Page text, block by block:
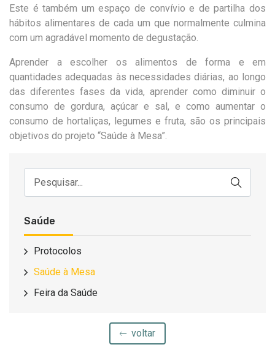
Este é também um espaço de convívio e de partilha dos
hábitos alimentares de cada um que normalmente culmina
com um agradável momento de degustação.
Aprender a escolher os alimentos de forma e em
quantidades adequadas às necessidades diárias, ao longo
das diferentes fases da vida, aprender como diminuir o
consumo de gordura, açúcar e sal, e como aumentar o
consumo de hortaliças, legumes e fruta, são os principais
objetivos do projeto “Saúde à Mesa”.
Saúde
Protocolos
Saúde à Mesa
Feira da Saúde
voltar